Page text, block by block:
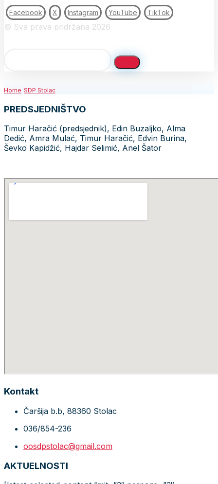
Facebook X Instagram YouTube TikTok
© Sva prava pridržana 2026
Home SDP Stolac
PREDSJEDNIŠTVO
Timur Haračić (predsjednik), Edin Buzaljko, Alma
Dedić, Amra Mulać, Timur Haračić, Edvin Burina,
Ševko Kapidžić, Hajdar Selimić, Anel Šator
Kontakt
Čaršija b.b, 88360 Stolac
036/854-236
oosdpstolac@gmail.com
AKTUELNOSTI